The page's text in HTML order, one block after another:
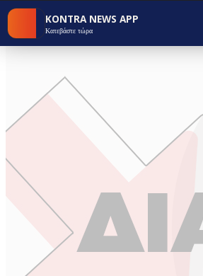
KONTRA NEWS APP
Κατεβάστε τώρα